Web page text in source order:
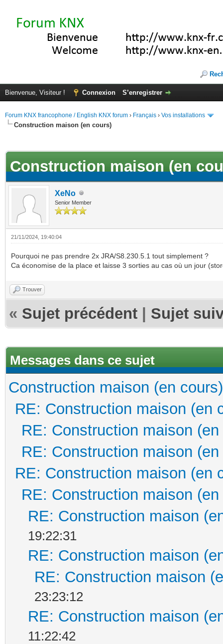
Bienvenue, Visiteur ! Connexion S’enregistrer
Forum KNX francophone / English KNX forum › Français › Vos installations
Construction maison (en cours)
Construction maison (en
XeNo
Senior Member
21/11/2024, 19:40:04
Pourquoi ne pas prendre 2x JRA/S8.230.5.1 tout simplement ?
Ca économise de la place et laisse 3 sorties au cas où un jour
Trouver
« Sujet précédent Sujet
Messages dans ce sujet
Construction maison (en cours)
RE: Construction maison (en
RE: Construction maison
RE: Construction maison
RE: Construction maison (en
RE: Construction maison
RE: Construction maison
19:22:31
RE: Construction maison
RE: Construction maison
23:23:12
RE: Construction maison
11:22:42